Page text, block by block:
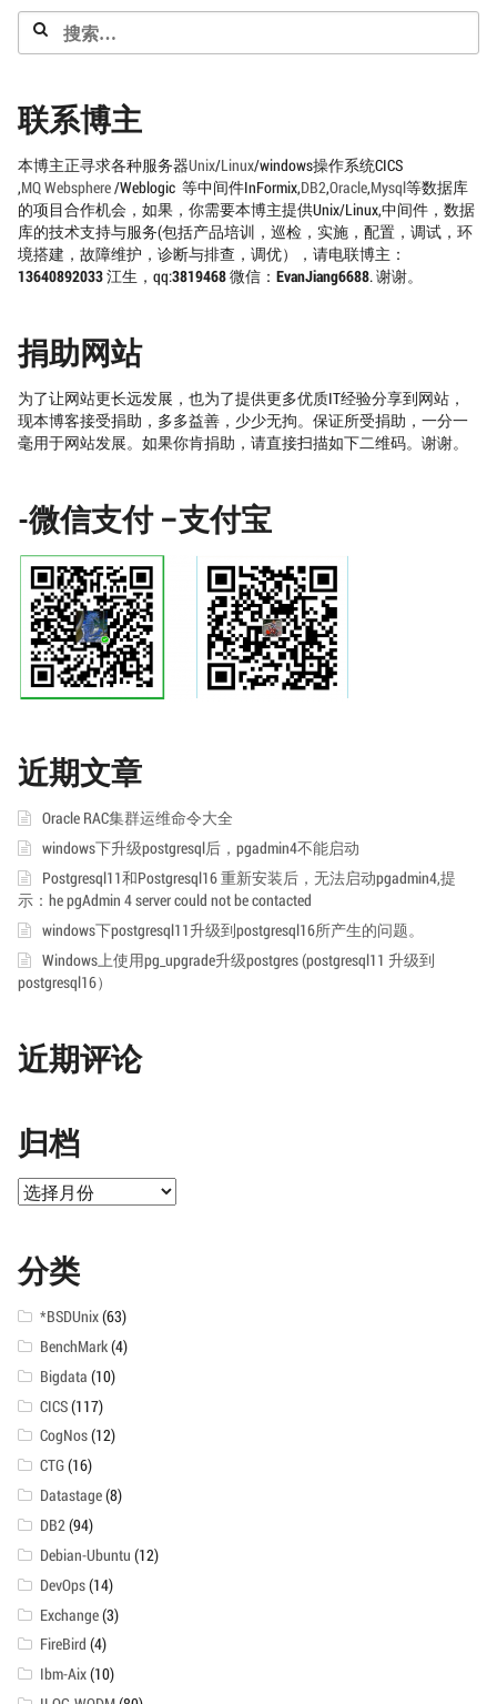
搜
索：
联系博主
本博主正寻求各种服务器Unix/Linux/windows操作系统CICS
,MQWebsphere/Weblogic 等中间件InFormix,DB2,Oracle,Mysql等数据库
的项目合作机会，如果，你需要本博主提供Unix/Linux,中间件，数据
库的技术支持与服务(包括产品培训，巡检，实施，配置，调试，环
境搭建，故障维护，诊断与排查，调优），请电联博主：
13640892033江生，qq:3819468微信： EvanJiang6688. 谢谢。
捐助网站
为了让网站更长远发展，也为了提供更多优质IT经验分享到网站，
现本博客接受捐助，多多益善，少少无拘。保证所受捐助，一分一
毫用于网站发展。如果你肯捐助，请直接扫描如下二维码。谢谢。
-微信支付 –支付宝
近期文章
Oracle RAC集群运维命令大全
windows下升级postgresql后，pgadmin4不能启动
Postgresql11和Postgresql16 重新安装后，无法启动pgadmin4,提
示：he pgAdmin 4 server could not be contacted
windows下postgresql11升级到postgresql16所产生的问题。
Windows上使用pg_upgrade升级postgres (postgresql11 升级到
postgresql16）
近期评论
归档
归
分类
*BSDUnix(63)
BenchMark(4)
Bigdata (10)
CICS(117)
CogNos(12)
CTG(16)
Datastage(8)
DB2(94)
Debian-Ubuntu (12)
DevOps(14)
Exchange(3)
FireBird (4)
Ibm-Aix(10)